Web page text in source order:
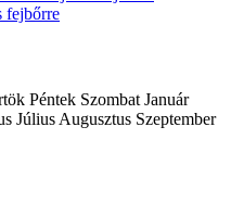
fejbőrre
Péntek Szombat Január
Július Augusztus Szeptember